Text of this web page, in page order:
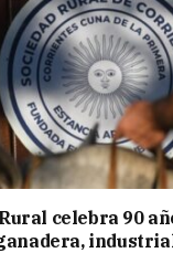
celebra 90